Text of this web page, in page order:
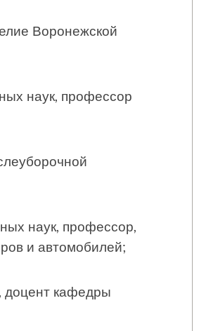
Воронежской
наук, профессор
наук, профессор,
и автомобилей;
доцент кафедры